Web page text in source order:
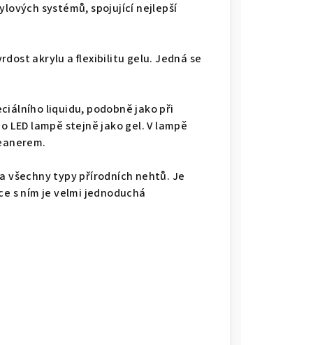
systémů, spojující nejlepší
akrylu a flexibilitu gelu. Jedná se
liquidu, podobně jako při
LED lampě stejně jako gel. V lampě
všechny typy přírodních nehtů. Je
s ním je velmi jednoduchá